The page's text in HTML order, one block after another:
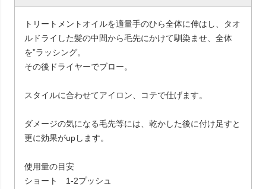
トリートメントオイルを適量手のひら全体に伸はし、タオ
ルドライした髪の中間から毛先にかけて馴染ませ、全体
を”ラッシング。
その後ドライヤーでブロー。
スタイルに合わせてアイロン、コテで仕げます。
ダメージの気になる毛先等には、乾かした後に付け足すと
更に効果がupします。
使用量の目安
ショート 1-2プッシュ